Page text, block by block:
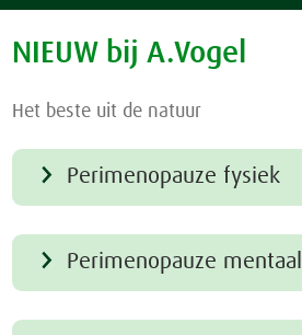
NIEUW bij A.Vogel
Het beste uit de natuur
Perimenopauze fysiek
Perimenopauze mentaal